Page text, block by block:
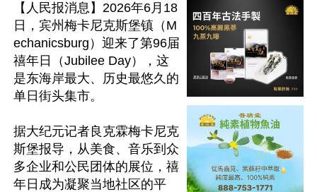
【人民报消息】2026年6月18
日，宾州梅卡尼克斯堡镇（M
echanicsburg）迎来了第96届
禧年日（Jubilee Day），这
是东海岸最大、历史最悠久的
单日街头集市。
据大纪元记者良克霖梅卡尼克
斯堡报导，从美食、音乐到众
多企业和公民团体的展位，禧
年日成为凝聚当地社区的平